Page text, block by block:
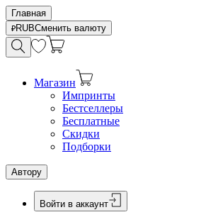
Главная
RUBСменить валюту
Магазин
Импринты
Бестселлеры
Бесплатные
Скидки
Подборки
Автору
Войти в аккаунт